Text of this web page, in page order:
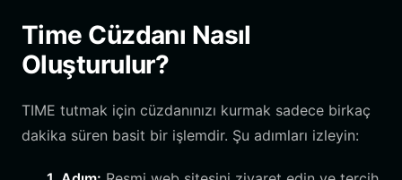
Time Cüzdanı Nasıl
Oluşturulur?
TIME tutmak için cüzdanınızı kurmak sadece birkaç
dakika süren basit bir işlemdir. Şu adımları izleyin: